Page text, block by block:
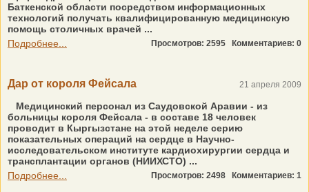
Баткенской области посредством информационных
технологий получать квалифицированную медицинскую
помощь столичных врачей ...
Подробнее...
Просмотров: 2595 Комментариев: 0
Дар от короля Фейсала 21 апреля 2009
Медицинский персонал из Саудовской Аравии - из
больницы короля Фейсала - в составе 18 человек
проводит в Кыргызстане на этой неделе серию
показательных операций на сердце в Научно-
исследовательском институте кардиохирургии сердца и
трансплантации органов (НИИХСТО) ...
Подробнее...
Просмотров: 2498 Комментариев: 1